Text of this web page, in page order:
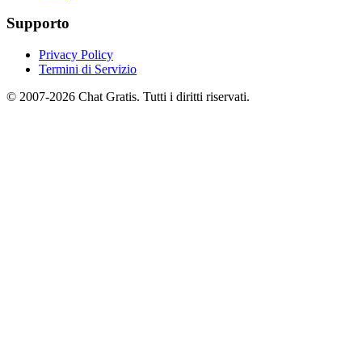
Supporto
Privacy Policy
Termini di Servizio
© 2007-2026 Chat Gratis. Tutti i diritti riservati.